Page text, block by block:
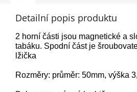
Detailní popis produktu
2 horní části jsou magnetické a
tabáku. Spodní část je
lžička
Rozměry: průměr: 50mm, výška